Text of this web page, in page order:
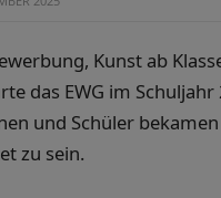
Kunst ab
das EWG im Schuljahr
und Schüler
zu sein.